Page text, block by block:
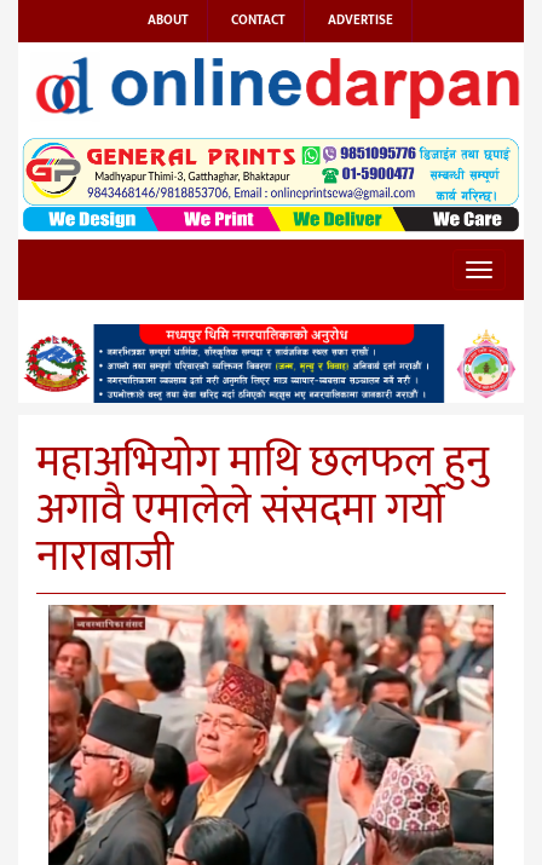
ABOUT CONTACT ADVERTISE
Toggle
महाअभियोग माथि छलफल हुनु
अगावै एमालेले संसदमा गर्याे
नाराबाजी